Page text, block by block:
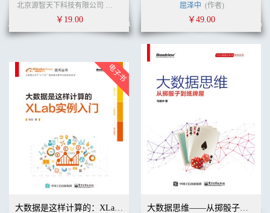
北京源智天下科技有限公司张启玉
￥19.00
屈泽中 (作者)
￥49.00
大数据是这样计算的：XLab实例入门 大数据思维——从掷骰子到纸牌屋